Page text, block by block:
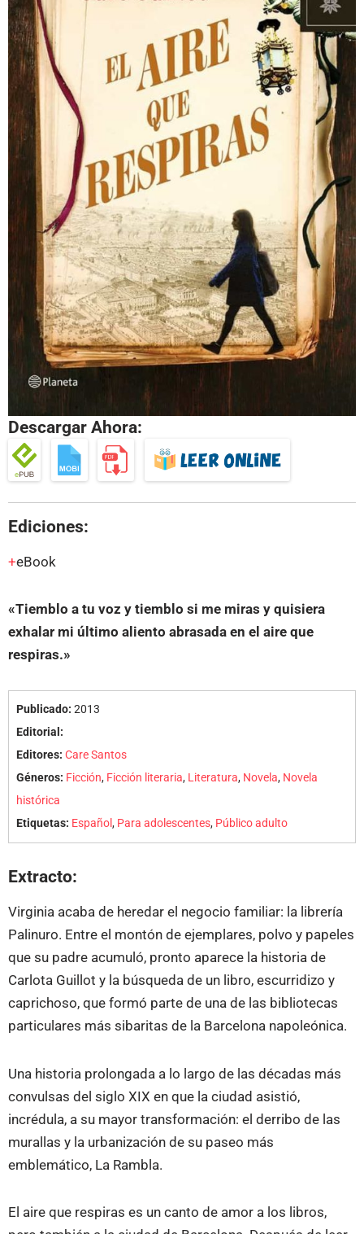
Descargar Ahora:
Ediciones:
eBook
«Tiemblo a tu voz y tiemblo si me miras y quisiera
exhalar mi último aliento abrasada en el aire que
respiras.»
Publicado: 2013
Editorial:
Editores: Care Santos
Géneros: Ficción, Ficción literaria, Literatura, Novela, Novela
histórica
Etiquetas: Español, Para adolescentes, Público adulto
Extracto:
Virginia acaba de heredar el negocio familiar: la librería
Palinuro. Entre el montón de ejemplares, polvo y papeles
que su padre acumuló, pronto aparece la historia de
Carlota Guillot y la búsqueda de un libro, escurridizo y
caprichoso, que formó parte de una de las bibliotecas
particulares más sibaritas de la Barcelona napoleónica.
Una historia prolongada a lo largo de las décadas más
convulsas del siglo XIX en que la ciudad asistió,
incrédula, a su mayor transformación: el derribo de las
murallas y la urbanización de su paseo más
emblemático, La Rambla.
El aire que respiras es un canto de amor a los libros,